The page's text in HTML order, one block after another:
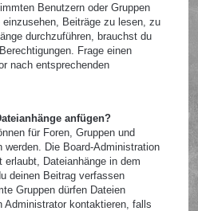
Benutzern oder Gruppen
Beiträge zu lesen, zu
durchzuführen, brauchst du
Frage einen
nach entsprechenden
anfügen?
für Foren, Gruppen und
werden. Die Board-Administration
Dateianhänge in dem
deinen Beitrag verfassen
Gruppen dürfen Dateien
Administrator kontaktieren, falls